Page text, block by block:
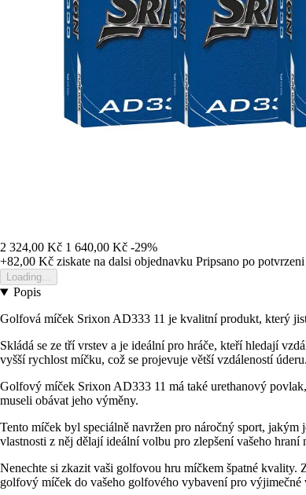
2 324,00 Kč 1 640,00 Kč -29%
+82,00 Kč ziskate na dalsi objednavku Pripsano po
Loading...
Popis
Golfová míček Srixon AD333 11 je kvalitní produkt, který
Skládá se ze tří vrstev a je ideální pro hráče, kteří hledají
vyšší rychlost míčku, což se projevuje větší vzdáleností
Golfový míček Srixon AD333 11 má také urethanový
museli obávat jeho výměny.
Tento míček byl speciálně navržen pro náročný sport,
vlastnosti z něj dělají ideální volbu pro zlepšení vašeho hraní
Nenechte si zkazit vaši golfovou hru míčkem špatné kvality.
golfový míček do vašeho golfového vybavení pro výjimečné